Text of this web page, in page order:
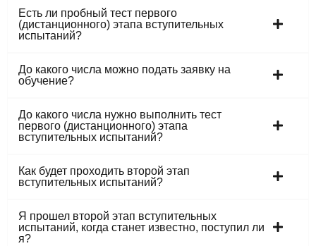
Есть ли пробный тест первого
(дистанционного) этапа вступительных
испытаний?
До какого числа можно подать заявку на
обучение?
До какого числа нужно выполнить тест
первого (дистанционного) этапа
вступительных испытаний?
Как будет проходить второй этап
вступительных испытаний?
Я прошел второй этап вступительных
испытаний, когда станет известно, поступил ли
я?